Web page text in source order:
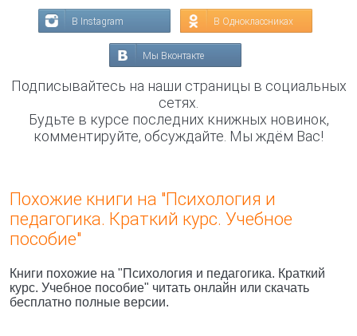
В Instagram В Одноклассниках
Мы Вконтакте
Подписывайтесь на наши страницы в социальных
сетях.
Будьте в курсе последних книжных новинок,
комментируйте, обсуждайте. Мы ждём Вас!
Похожие книги на "Психология и
педагогика. Краткий курс. Учебное
пособие"
Книги похожие на "Психология и педагогика. Краткий
курс. Учебное пособие" читать онлайн или скачать
бесплатно полные версии.